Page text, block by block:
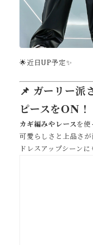
🌟近日UP予定✨
📌 ガーリー派
ピースをON！
カギ編みやレースを使
可愛らしさと上品さが
ドレスアップシーンに